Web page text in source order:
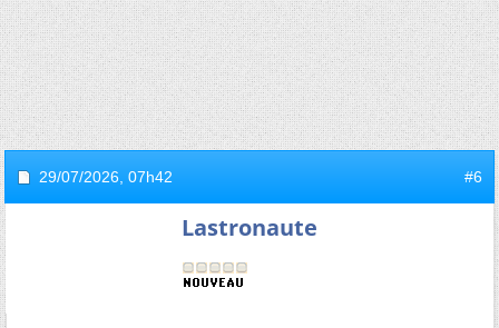
29/07/2026, 07h42 #6
Lastronaute